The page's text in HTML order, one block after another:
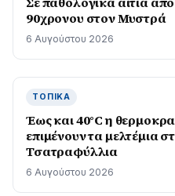
90χρονου στον Μυστρά
6 Αυγούστου 2026
ΤΟΠΙΚΆ
Έως και 40°C η
επιμένουν τα μελτέμια
Τσατραφύλλια
6 Αυγούστου 2026